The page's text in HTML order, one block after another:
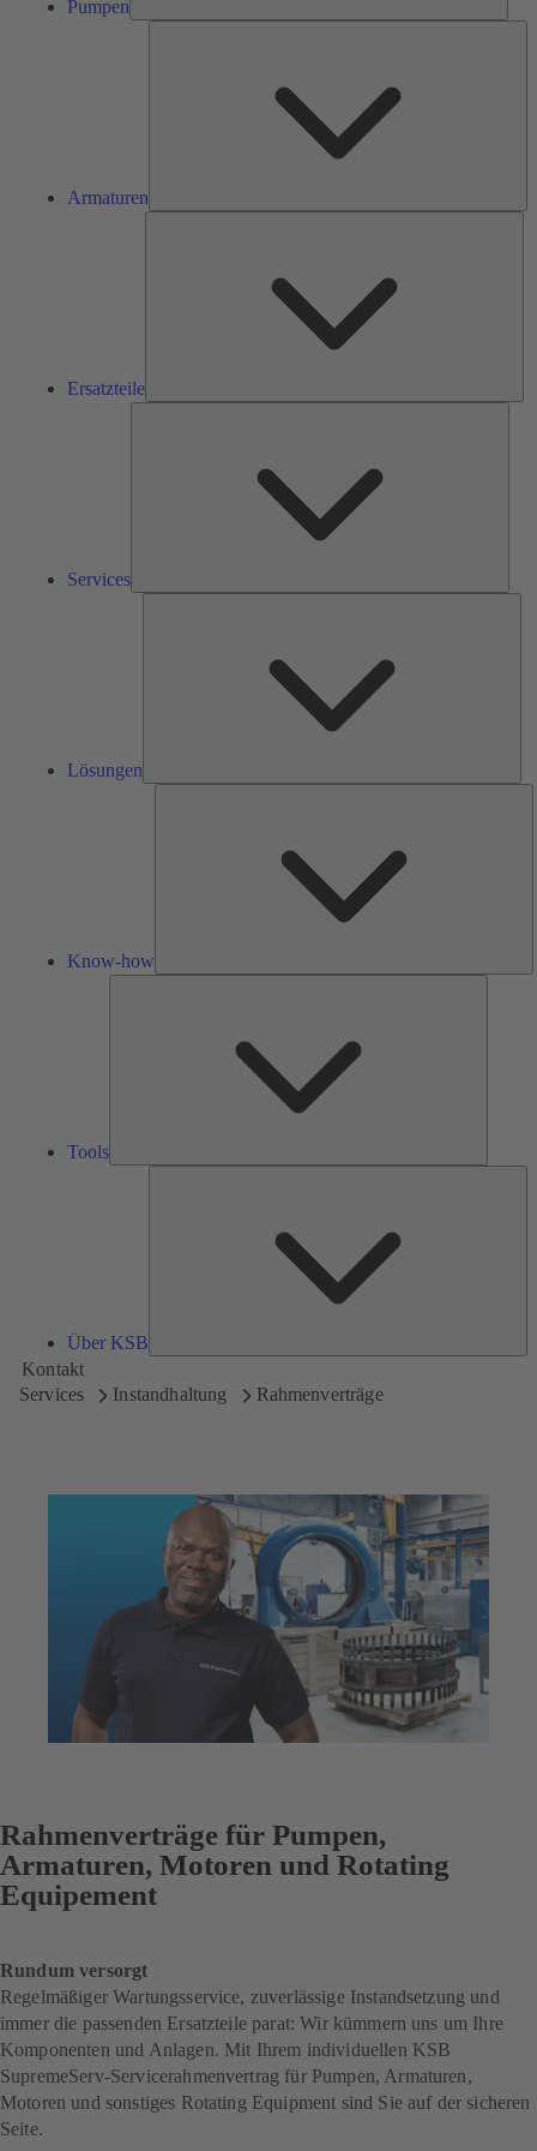
Pumpen
Armaturen
Ersatzteile
Services
Lösungen
Know-how
Tools
Über KSB
Kontakt
Services
Instandhaltung Rahmenverträge
Rahmenverträge für Pumpen,
Armaturen, Motoren und Rotating
Equipement
Rundum versorgt
Regelmäßiger Wartungsservice, zuverlässige Instandsetzung und
immer die passenden Ersatzteile parat: Wir kümmern uns um Ihre
Komponenten und Anlagen. Mit Ihrem individuellen KSB
SupremeServ-Servicerahmenvertrag für Pumpen, Armaturen,
Motoren und sonstiges Rotating Equipment sind Sie auf der sicheren
Seite.